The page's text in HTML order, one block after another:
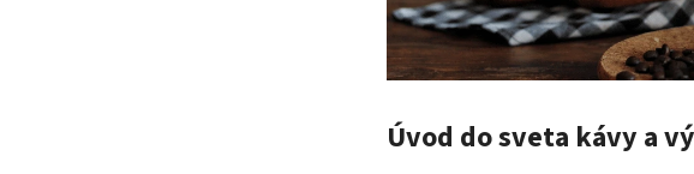
Úvod do sveta kávy a